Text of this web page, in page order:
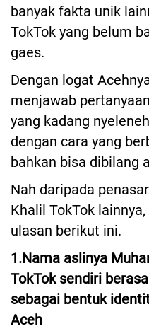
banyak fakta unik
TokTok yang belum
gaes.
Dengan logat
menjawab
yang kadang
dengan cara yang
bahkan bisa dibilang
Nah daripada
Khalil TokTok
ulasan berikut ini.
1.Nama aslinya
TokTok sendiri
sebagai bentuk
Aceh